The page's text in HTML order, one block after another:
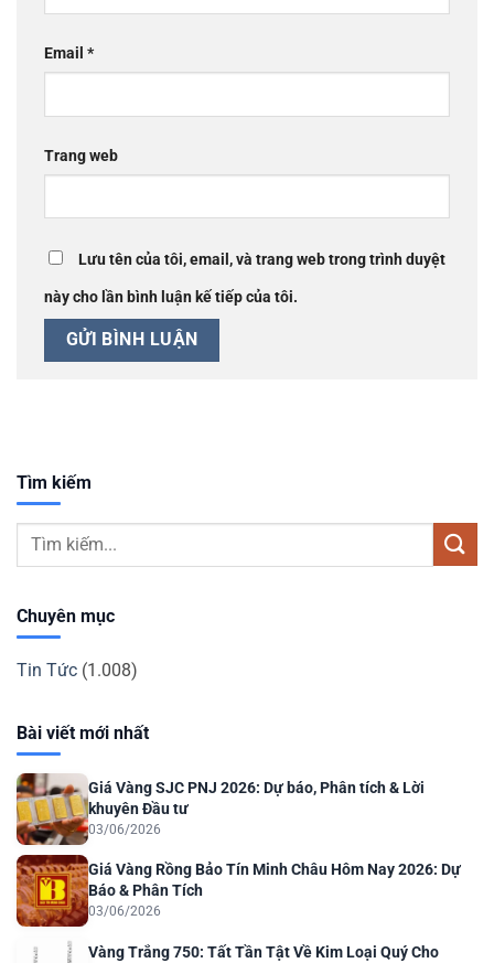
Email *
Trang web
Lưu tên của tôi, email, và trang web trong trình duyệt
này cho lần bình luận kế tiếp của tôi.
Tìm kiếm
Chuyên mục
Tin Tức (1.008)
Bài viết mới nhất
Giá Vàng SJC PNJ 2026: Dự báo, Phân tích & Lời
khuyên Đầu tư
03/06/2026
Giá Vàng Rồng Bảo Tín Minh Châu Hôm Nay 2026: Dự
Báo & Phân Tích
03/06/2026
Vàng Trắng 750: Tất Tần Tật Về Kim Loại Quý Cho